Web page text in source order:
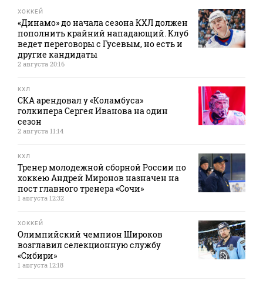
ХОККЕЙ
«Динамо» до начала сезона КХЛ должен
пополнить крайний нападающий. Клуб
ведет переговоры с Гусевым, но есть и
другие кандидаты
2 августа 20:16
КХЛ
СКА арендовал у «Коламбуса»
голкипера Сергея Иванова на один
сезон
2 августа 11:14
КХЛ
Тренер молодежной сборной России по
хоккею Андрей Миронов назначен на
пост главного тренера «Сочи»
1 августа 12:32
ХОККЕЙ
Олимпийский чемпион Широков
возглавил селекционную службу
«Сибири»
1 августа 12:18